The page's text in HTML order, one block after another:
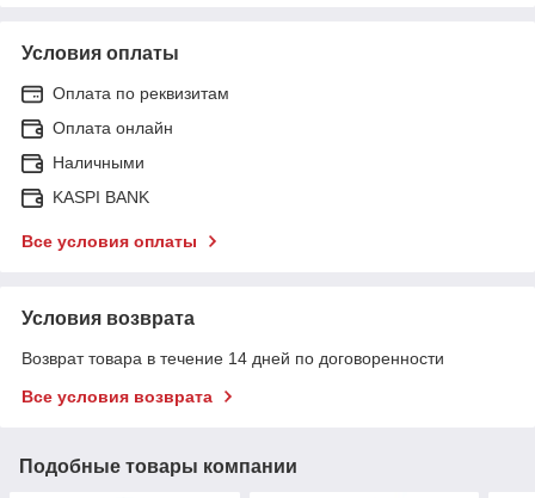
Условия оплаты
Оплата по реквизитам
Оплата онлайн
Наличными
KASPI BANK
Все условия оплаты
Условия возврата
Возврат товара в течение 14 дней по договоренности
Все условия возврата
Подобные товары компании